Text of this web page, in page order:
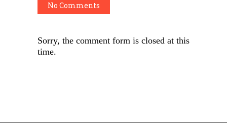
No Comments
Sorry, the comment form is closed at this
time.